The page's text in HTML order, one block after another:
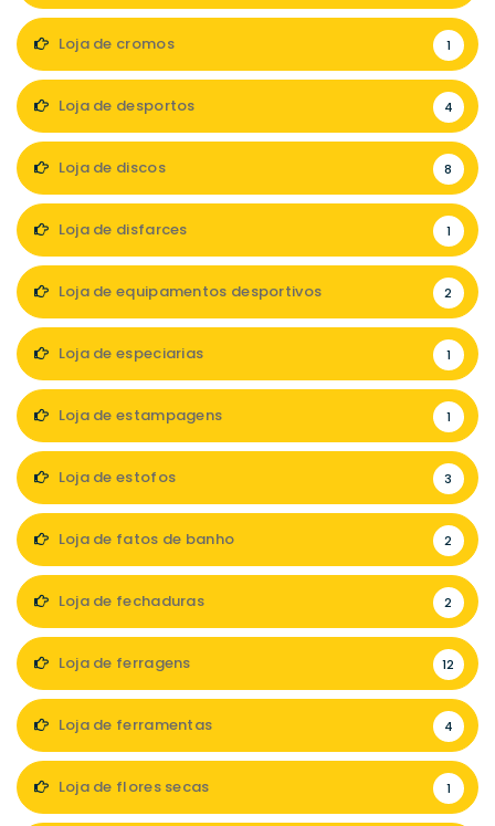
Loja de cromos 1
Loja de desportos 4
Loja de discos 8
Loja de disfarces 1
Loja de equipamentos desportivos 2
Loja de especiarias 1
Loja de estampagens 1
Loja de estofos 3
Loja de fatos de banho 2
Loja de fechaduras 2
Loja de ferragens 12
Loja de ferramentas 4
Loja de flores secas 1